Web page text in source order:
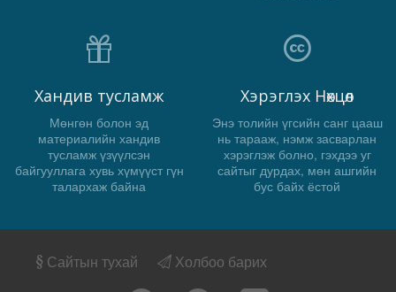
Хандив тусламж
Мөнгөн болон эд
материалийн хандив
тусламж үзүүлсэн
байгууллага хувь хүмүүст гүн
талархаж байна
Хэрэглэх Нөхцөл
Энэ толийн үгсийн санг цааш
нь тарааж, нэмж засварлан
хэрэглэж болно, гэхдээ уг
сайтыг дурдах, мөн ашгийн
бус байх ёстой
Сайтын тухай Холбоо барих